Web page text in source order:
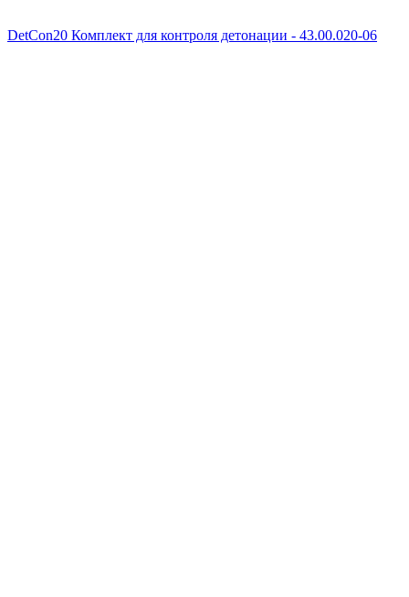
DetCon20 Комплект для контроля детонации - 43.00.020-06